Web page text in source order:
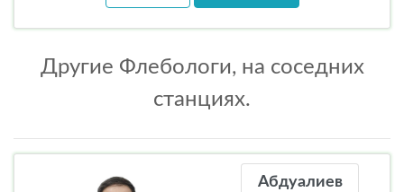
Другие Флебологи, на соседних
станциях.
Абдуалиев